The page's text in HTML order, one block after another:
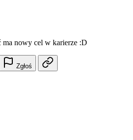
ma nowy cel w karierze :D
Zgłoś